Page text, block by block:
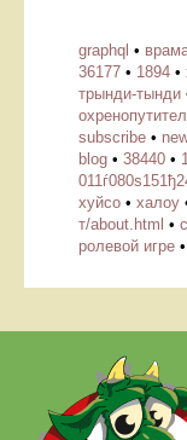
graphql •
36177 • 1894 •
трынди-тынди
subscribe •
blog • 38440 •
хуйсо • халоу
т/about.html •
ролевой игре •